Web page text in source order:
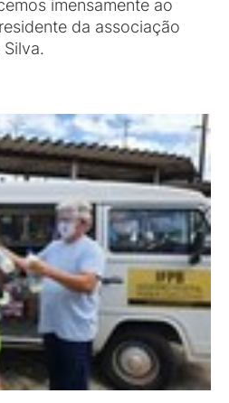
imensamente ao
da associação